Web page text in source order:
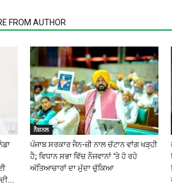
FROM AUTHOR
ਨੈਸ਼ਨਲ
ਪੰਜਾਬ ਸਰਕਾਰ ਜੈਨ-ਜ਼ੀ ਨਾਲ ਚੱਟਾਨ ਵਾਂਗ ਖੜ੍ਹੀ
ਹੈ; ਵਿਧਾਨ ਸਭਾ ਵਿੱਚ ਨੌਜਵਾਨਾਂ ‘ਤੇ ਹੋ ਰਹੇ
ਅੱਤਿਆਚਾਰਾਂ ਦਾ ਮੁੱਦਾ ਚੁੱਕਿਆ